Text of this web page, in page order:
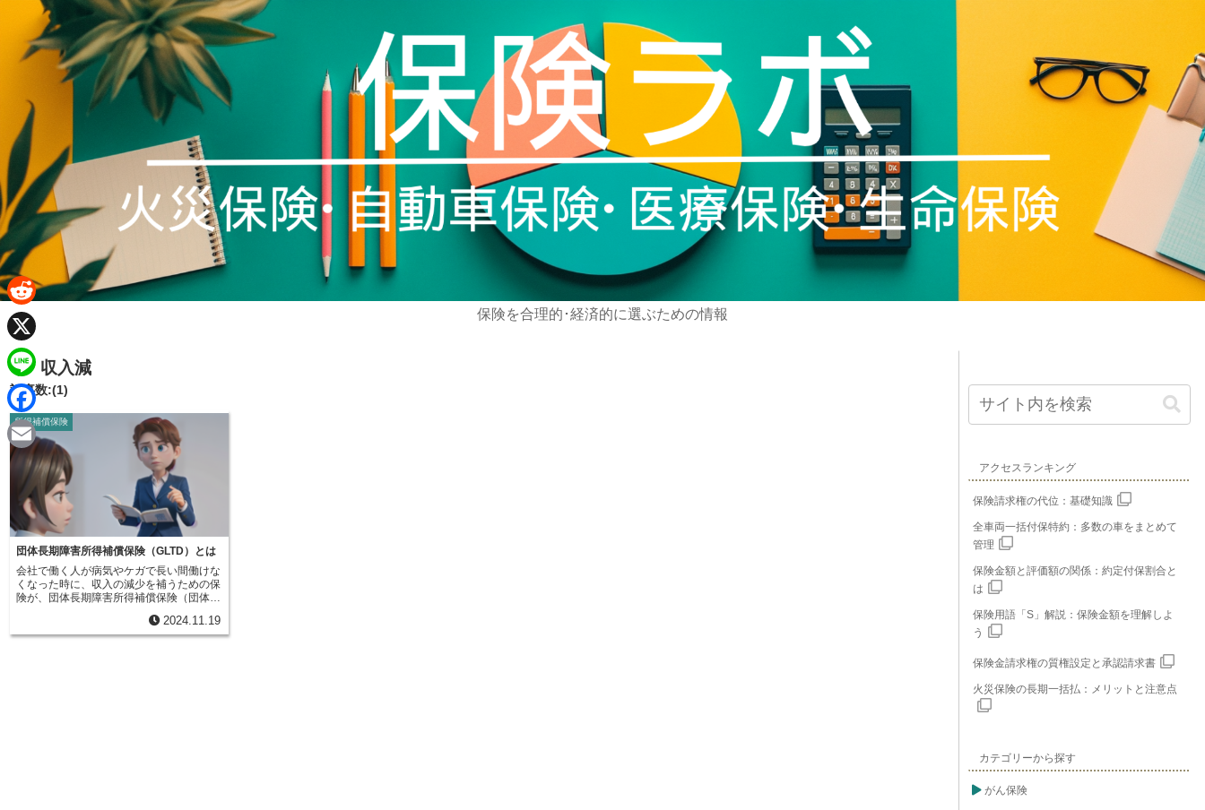
保険を合理的･経済的に選ぶための情報
収入減
記事数:(1)
所得補償保険
団体長期障害所得補償保険（GLTD）とは
会社で働く人が病気やケガで長い間働けな
くなった時に、収入の減少を補うための保
険が、団体長期障害所得補償保険（団体長
な保険や、よくある生命保険や医療保険で
は保障されない、長期間の収入減をカバー
2024.11.19
アクセスランキング
保険請求権の代位：基礎知識
全車両一括付保特約：多数の車をまとめて
管理
保険金額と評価額の関係：約定付保割合と
は
保険用語「S」解説：保険金額を理解しよ
う
保険金請求権の質権設定と承認請求書
火災保険の長期一括払：メリットと注意点
カテゴリーから探す
がん保険
R
e
d
d
i
t
X
L
n
F
a
e
b
E
a